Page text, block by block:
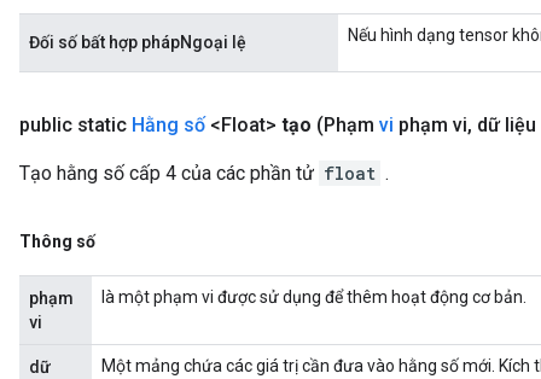
Đối số bất hợp phápNgoại lệ Nếu hình dạng tensor
public static Hằng số<Float> tạo (Phạm vi phạm vi, dữ
Tạo hằng số cấp 4 của các phần tử float .
Thông số
phạm
vi
là một phạm vi được sử dụng để thêm hoạt động cơ bản.
dữ
Một mảng chứa các giá trị cần đưa vào hằng số mới.